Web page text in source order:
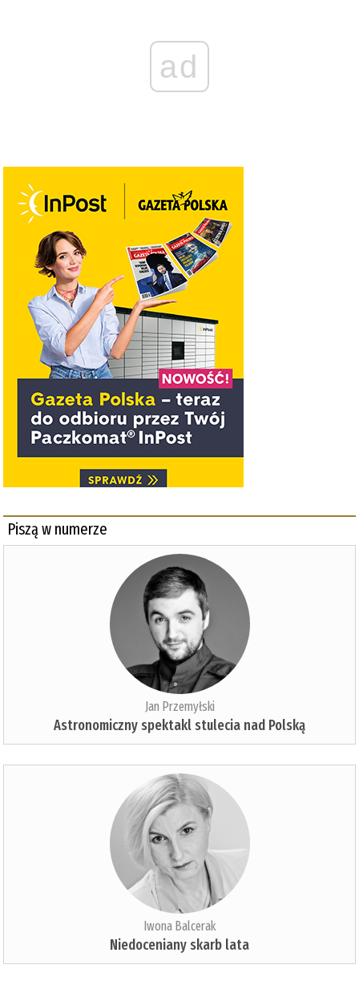
ad
Piszą w numerze
Jan Przemyłski
Astronomiczny spektakl stulecia nad Polską
Iwona Balcerak
Niedoceniany skarb lata